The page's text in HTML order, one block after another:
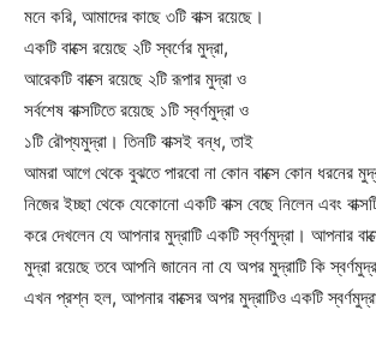
মনে করি, আমাদের কাছে ৩টি বাক্স রয়েছে।
একটি বাক্সে রয়েছে ২টি স্বর্ণের মুদ্রা,
আরেকটি বাক্সে রয়েছে ২টি রূপার মুদ্রা ও
সর্বশেষ বাক্সটিতে রয়েছে ১টি স্বর্ণমুদ্রা ও
১টি রৌপ্যমুদ্রা। তিনটি বাক্সই বন্ধ, তাই
আমরা আগে থেকে বুঝতে পারবো না কোন বাক্সে কোন ধরনের
নিজের ইচ্ছা থেকে যেকোনো একটি বাক্স বেছে নিলেন এবং
করে দেখলেন যে আপনার মুদ্রাটি একটি স্বর্ণমুদ্রা। আপনার
মুদ্রা রয়েছে তবে আপনি জানেন না যে অপর মুদ্রাটি কি
এখন প্রশ্ন হল, আপনার বাক্সের অপর মুদ্রাটিও একটি